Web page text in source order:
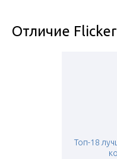
Отличие
Топ-18